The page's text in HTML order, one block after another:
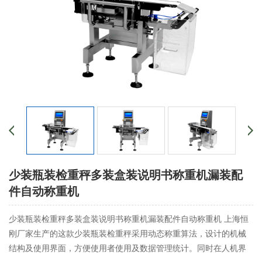
少装瓶装检重秤多装盒装说明书称重机漏装配
件自动称重机
少装瓶装检重秤多装盒装说明书称重机漏装配件自动称重机 上海恒
刚厂家生产的这款少装瓶装检重秤采用动态称重算法，设计的机械
结构及使用界面，方便使用者使用及数据管理统计。同时在人机界